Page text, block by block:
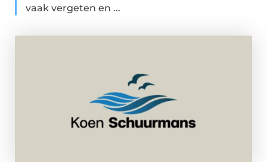
vaak vergeten en ...